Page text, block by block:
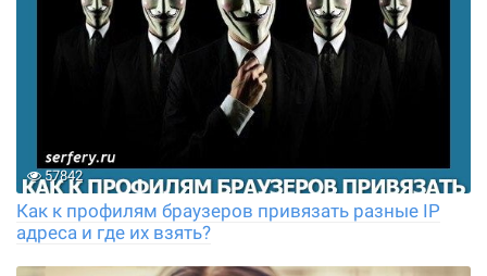
57842
Как к профилям браузеров привязать разные IP
адреса и где их взять?